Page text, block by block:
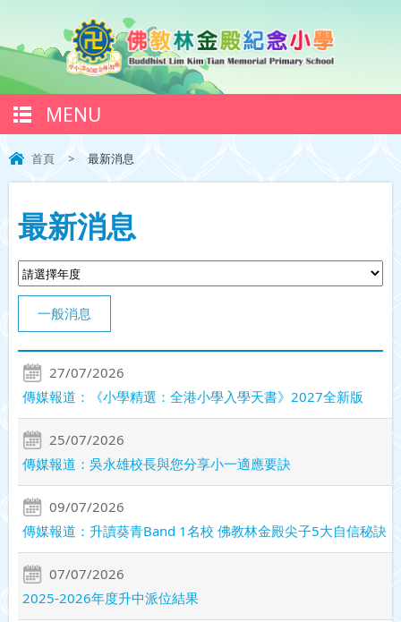
MENU
首頁 > 最新消息
最新消息
一般消息
27/07/2026
傳媒報道：《小學精選：全港小學入學天書》2027全新版
25/07/2026
傳媒報道：吳永雄校長與您分享小一適應要訣
09/07/2026
傳媒報道：升讀葵青Band 1名校 佛教林金殿尖子5大自信秘訣
07/07/2026
2025-2026年度升中派位結果